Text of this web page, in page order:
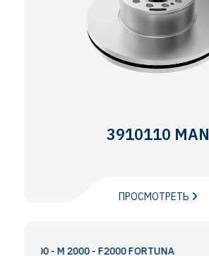
3910110 MAN
ПРОСМОТРЕТЬ
- M 2000 - F2000 FORTUNA